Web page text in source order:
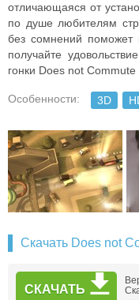
отличающаяся от
по душе любителям
без сомнений поможет
получайте
гонки Does not Commute
Особенности: 3D
Скачать Does not
СКАЧАТЬ